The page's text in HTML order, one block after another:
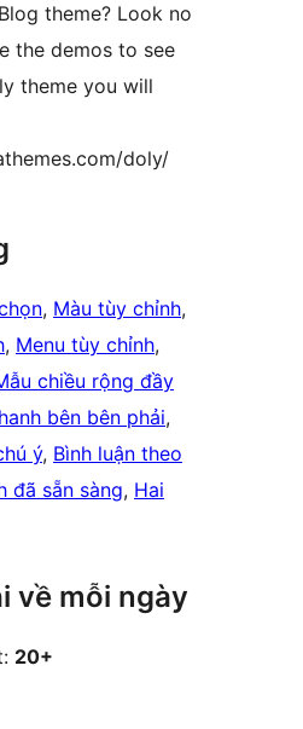
theme? Look no
the demos to see
theme you will
doly/
, Màu tùy chỉnh
, Menu tùy chỉnh
chiều rộng đầy
bên bên phải
ý, Bình luận theo
đã sẵn sàng, Hai
về mỗi ngày
20+